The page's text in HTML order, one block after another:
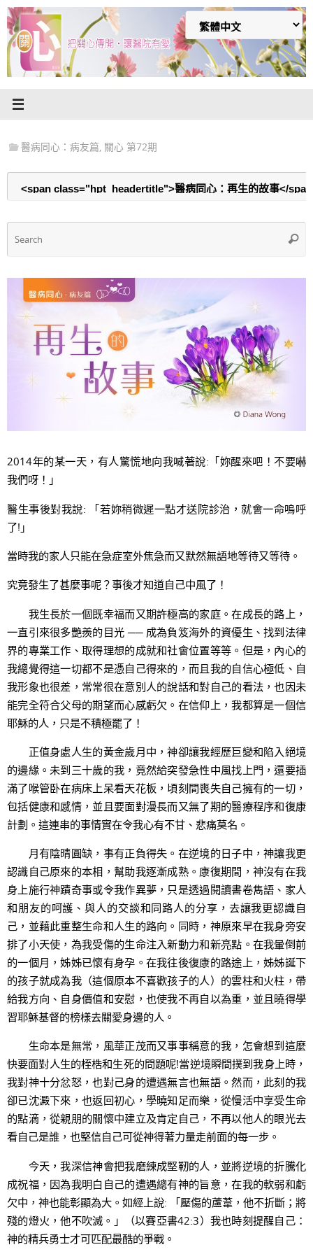
Skip
to
content
醫病同心：病友篇, 關心 第72期
2014年的某一天，有人驚慌地向我喊著說:「妳醒來吧！不要嚇
我們呀！」
醫生事後對我說: 「若妳稍微遲一點才送院診治，就會一命嗚呼
了!」
當時我的家人只能在急症室外焦急而又默然無語地等待又等待。
究竟發生了甚麼事呢？事後才知道自己中風了！
我生長於一個既幸福而又期許極高的家庭。在成長的路上，
一直引來很多艷羨的目光 ── 成為負笈海外的資優生、找到法律
界的專業工作、取得理想的成就和社會位置等等。但是，內心的
我總覺得這一切都不是憑自己得來的，而且我的自信心極低、自
我形象也很差，常常很在意別人的說話和對自己的看法，也因未
能完全符合父母的期望而心感虧欠。在信仰上，我都算是一個信
耶穌的人，只是不積極罷了！
正值身處人生的黃金歲月中，神卻讓我經歷巨變和陷入絕境
的邊緣。未到三十歲的我，竟然給突發急性中風找上門，還要插
滿了喉管卧在病床上呆看天花板，頃刻間喪失自己擁有的一切，
包括健康和感情，並且要面對漫長而又無了期的醫療程序和復康
計劃。這連串的事情實在令我心有不甘、悲痛莫名。
月有陰晴圓缺，事有正負得失。在逆境的日子中，神讓我更
認識自己原來的本相，幫助我逐漸成熟。康復期間，神沒有在我
身上施行神蹟奇事或令我作異夢，只是透過閱讀書卷雋語、家人
和朋友的呵護、與人的交談和同路人的分享，去讓我更認識自
己，並藉此重整生命和人生的路向。同時，神原來早在我身旁安
排了小天使，為我受傷的生命注入新動力和新亮點。在我暈倒前
的一個月，姊姊已懷有身孕。在我往後復康的路途上，姊姊誕下
的孩子就成為我（這個原本不喜歡孩子的人）的雲柱和火柱，帶
給我方向、自身價值和安慰，也使我不再自以為重，並且曉得學
習耶穌基督的榜樣去關愛身邊的人。
生命本是無常，風華正茂而又事事稱意的我，怎會想到這麼
快要面對人生的桎梏和生死的問題呢!當逆境瞬間撲到我身上時，
我對神十分忿怒，也對己身的遭遇無言也無語。然而，此刻的我
卻已沈澱下來，也返回初心，學曉知足而樂，從慢活中享受生命
的點滴，從親朋的關懷中建立及肯定自己，不再以他人的眼光去
看自己是誰，也堅信自己可從神得著力量走前面的每一步。
今天，我深信神會把我磨練成堅靭的人，並將逆境的折騰化
成祝福，因為我明白自己的遭遇總有神的旨意，在我的軟弱和虧
欠中，神也能彰顯為大。如經上說: 「壓傷的蘆葦，他不折斷；將
殘的燈火，他不吹滅。」（以賽亞書42:3）我也時刻提醒自己：
神的精兵勇士才可匹配最酷的爭戰。